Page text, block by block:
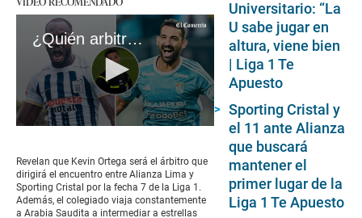
¿Quién arbitrará el Alianza Lima vs. Sporting Cristal? | VIDEO
of
52
seconds
Revelan que Kevin Ortega será el árbitro que
dirigirá el encuentro entre Alianza Lima y
Sporting Cristal por la fecha 7 de la Liga 1.
Además, el colegiado viaja constantemente
a Arabia Saudita a intermediar a estrellas
Universitario: “La
U sabe jugar en
altura, viene bien
| Liga 1 Te
Apuesto
Sporting Cristal y
el 11 ante Alianza
que buscará
mantener el
primer lugar de la
Liga 1 Te Apuesto